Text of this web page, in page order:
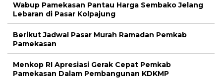
Wabup Pamekasan Pantau Harga Sembako Jelang
Lebaran di Pasar Kolpajung
Berikut Jadwal Pasar Murah Ramadan Pemkab
Pamekasan
Menkop RI Apresiasi Gerak Cepat Pemkab
Pamekasan Dalam Pembangunan KDKMP